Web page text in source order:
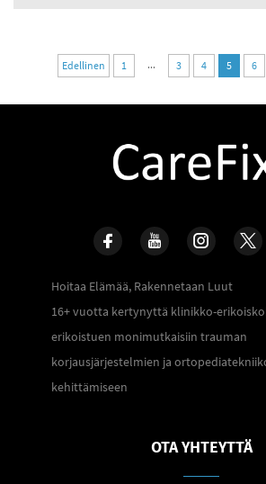
Edellinen 1 ... 3 4 5 6
Hoitaa Elämää, Rakennetaan Luut
16+ vuotta kertynyttä klinikko-
erikoistuen monimutkaisiin trauman
korjausjärjestelmien ja
kehittämiseen
OTA YHTEYTTÄ